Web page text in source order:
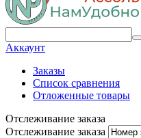
Аккаунт
Заказы
Список сравнения
Отложенные товары
Отслеживание заказа
Отслеживание заказа